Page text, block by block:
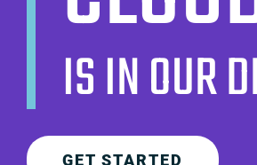
IS IN OUR
GET STARTED